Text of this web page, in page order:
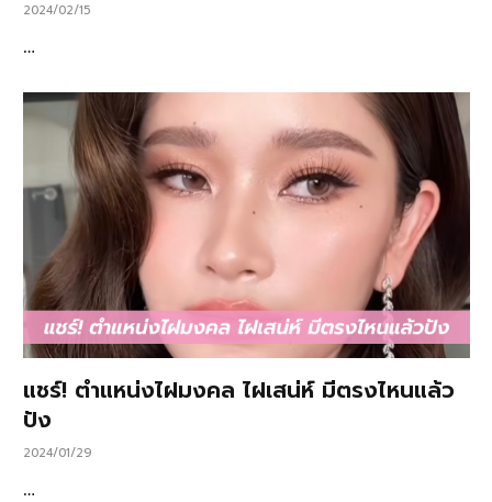
2024/02/15
…
แชร์! ตำแหน่งไฝมงคล ไฝเสน่ห์ มีตรงไหนแล้ว
ปัง
2024/01/29
…